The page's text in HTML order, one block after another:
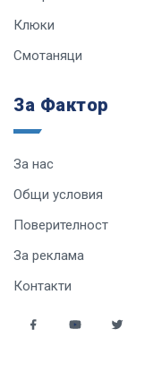
Клюки
Смотаняци
За Фактор
За нас
Общи условия
Поверителност
За реклама
Контакти